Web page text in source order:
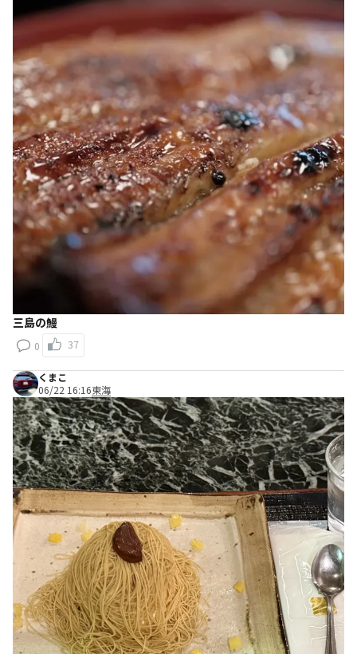
三島の鰻
0 37
くまこ
06/22 16:16東海